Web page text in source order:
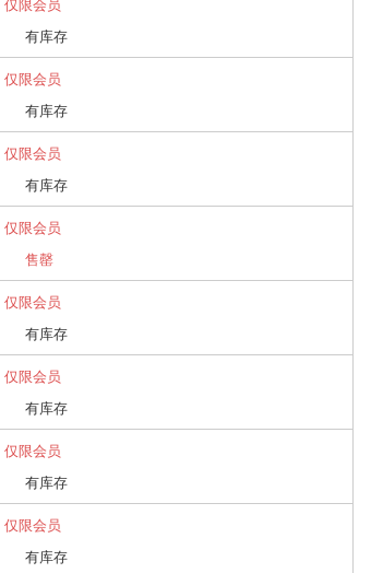
有库存
仅限会员
有库存
仅限会员
有库存
仅限会员
售罄
仅限会员
有库存
仅限会员
有库存
仅限会员
有库存
仅限会员
有库存